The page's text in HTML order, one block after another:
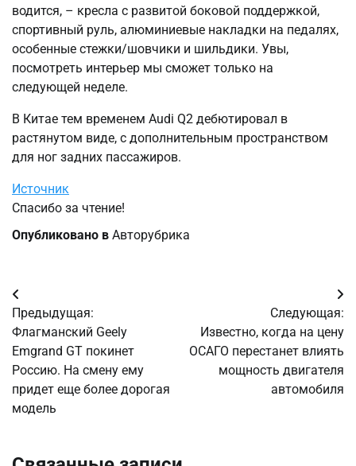
водится, – кресла с развитой боковой поддержкой,
спортивный руль, алюминиевые накладки на педалях,
особенные стежки/шовчики и шильдики. Увы,
посмотреть интерьер мы сможет только на
следующей неделе.
В Китае тем временем Audi Q2 дебютировал в
растянутом виде, с дополнительным пространством
для ног задних пассажиров.
Источник
Спасибо за чтение!
Опубликовано в Авторубрика
Навигация
по
записям
Предыдущая:
Флагманский Geely
Emgrand GT покинет
Россию. На смену ему
придет еще более дорогая
модель
Следующая:
Известно, когда на цену
ОСАГО перестанет влиять
мощность двигателя
автомобиля